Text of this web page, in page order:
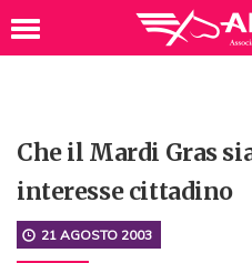
Che il Mardi Gras
interesse cittadino
21 AGOSTO 2003